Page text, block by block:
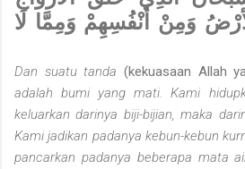
وَمِنْ أَنْفُسِهِمْ وَمِمَّا لَا
Dan suatu tanda (kekuasaan Allah
adalah bumi yang mati. Kami
keluarkan darinya biji-bijian, maka
Kami jadikan padanya kebun-kebun
pancarkan padanya beberapa mata